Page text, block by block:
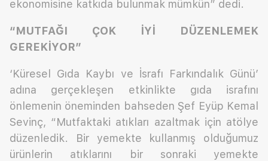
ekonomisine katkıda bulunmak mümkün” dedi.
“MUTFAĞI ÇOK İYİ DÜZENLEMEK
GEREKİYOR”
‘Küresel Gıda Kaybı ve İsrafı Farkındalık Günü’
adına gerçekleşen etkinlikte gıda israfını
önlemenin öneminden bahseden Şef Eyüp Kemal
Sevinç, “Mutfaktaki atıkları azaltmak için atölye
düzenledik. Bir yemekte kullanmış olduğumuz
ürünlerin atıklarını bir sonraki yemekte